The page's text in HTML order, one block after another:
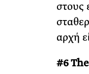
στους
αρχή
#6